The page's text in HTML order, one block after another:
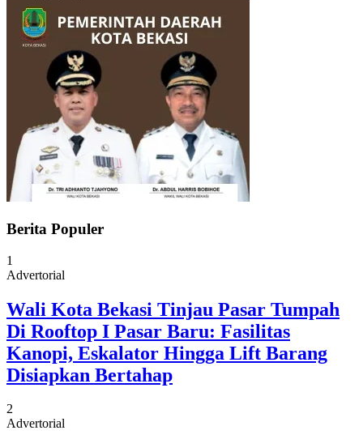
Berita Populer
1
Advertorial
Wali Kota Bekasi Tinjau Pasar Tumpah
Di Rooftop I Pasar Baru: Fasilitas
Kanopi, Eskalator Hingga Lift Barang
Disiapkan Bertahap
2
Advertorial